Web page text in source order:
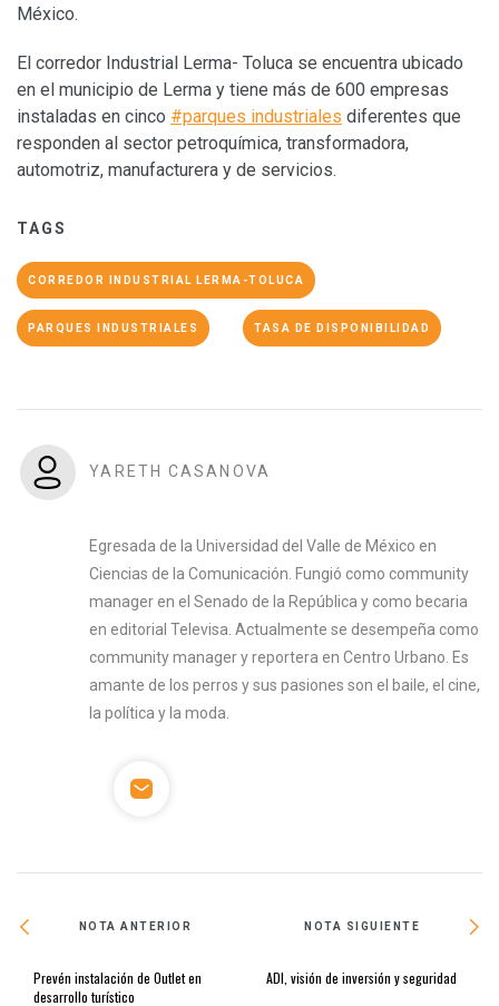
México.
El corredor Industrial Lerma- Toluca se encuentra ubicado
en el municipio de Lerma y tiene más de 600 empresas
instaladas en cinco #parques industriales diferentes que
responden al sector petroquímica, transformadora,
automotriz, manufacturera y de servicios.
TAGS
CORREDOR INDUSTRIAL LERMA-TOLUCA
PARQUES INDUSTRIALES TASA DE DISPONIBILIDAD
YARETH CASANOVA
Egresada de la Universidad del Valle de México en
Ciencias de la Comunicación. Fungió como community
manager en el Senado de la República y como becaria
en editorial Televisa. Actualmente se desempeña como
community manager y reportera en Centro Urbano. Es
amante de los perros y sus pasiones son el baile, el cine,
la política y la moda.
NOTA ANTERIOR
Prevén instalación de Outlet en
desarrollo turístico
NOTA SIGUIENTE
ADI, visión de inversión y seguridad